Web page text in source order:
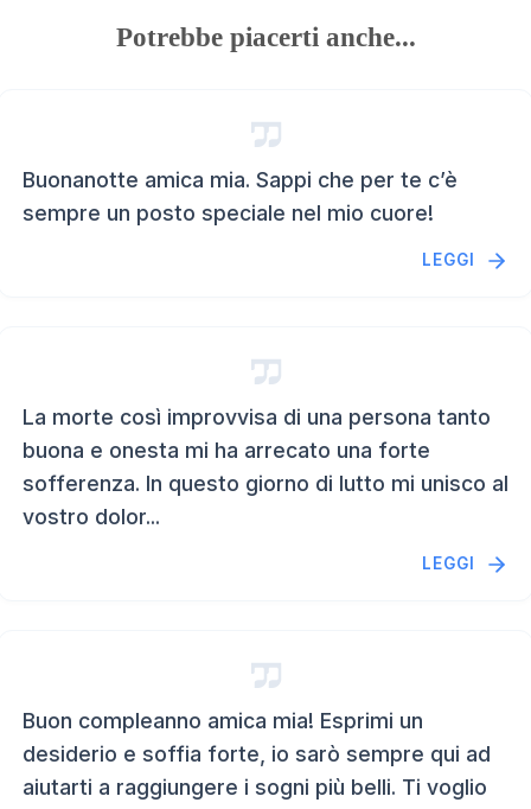
Potrebbe piacerti anche...
Buonanotte amica mia. Sappi che per te c’è
sempre un posto speciale nel mio cuore!
LEGGI
La morte così improvvisa di una persona tanto
buona e onesta mi ha arrecato una forte
sofferenza. In questo giorno di lutto mi unisco al
vostro dolor...
LEGGI
Buon compleanno amica mia! Esprimi un
desiderio e soffia forte, io sarò sempre qui ad
aiutarti a raggiungere i sogni più belli. Ti voglio